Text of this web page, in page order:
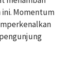
ini. Momentum